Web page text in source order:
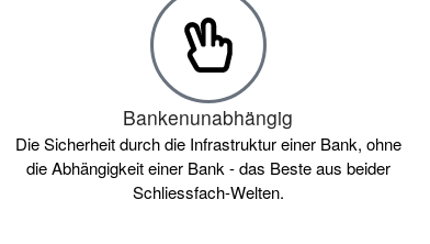
Bankenunabhängig
Die Sicherheit durch die Infrastruktur einer Bank, ohne
die Abhängigkeit einer Bank - das Beste aus beider
Schliessfach-Welten.